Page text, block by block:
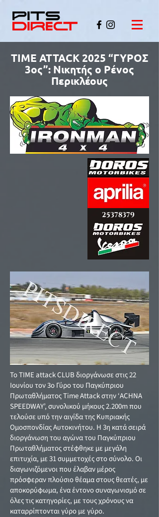
TIME ΑΤΤΑCK 2025 “ΓΥΡΟΣ
3ος”: Νικητής ο Ρένος
Περικλέους
©PITSDIRECT
25378379
Το TIME attack CLUB διοργάνωσε στις 22
Ιουνίου τον 3ο Γύρο του Παγκύπριου
Πρωταθλήματος Time Attack στην ‘ACHNA
SPEEDWAY’, συνολικού μήκους 2.200m που
τελούσε υπό την αιγίδα της Κυπριακής
Ομοσπονδίας Αυτοκινήτου. Η 3η κατά σειρά
διοργάνωση του αγώνα του Παγκύπριου
Πρωταθλήματος στέφθηκε με μεγάλη
επιτυχία, με 31 συμμετοχές στο σύνολο. Οι
διαγωνιζόμενοι που έλαβαν μέρος
πρόσφεραν πλούσιο θέαμα στους θεατές, με
αποκορύφωμα, ένα έντονο συναγωνισμό σε
όλες τις κατηγορίες, με τους χρόνους να
καταρρίπτονται γύρο με γύρο.